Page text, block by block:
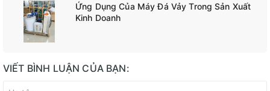
Ứng Dụng Của Máy Đá Vảy Trong Sản Xuất
Kinh Doanh
VIẾT BÌNH LUẬN CỦA BẠN: